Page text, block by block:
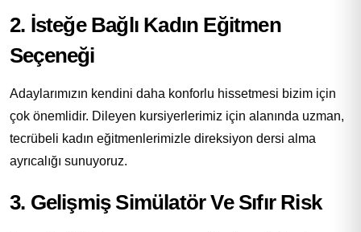
2. İsteğe Bağlı Kadın Eğitmen
Seçeneği
Adaylarımızın kendini daha konforlu hissetmesi bizim için
çok önemlidir. Dileyen kursiyerlerimiz için alanında uzman,
tecrübeli kadın eğitmenlerimizle direksiyon dersi alma
ayrıcalığı sunuyoruz.
3. Gelişmiş Simülatör Ve Sıfır Risk